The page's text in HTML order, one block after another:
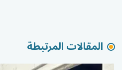
المقالات المرتبطة